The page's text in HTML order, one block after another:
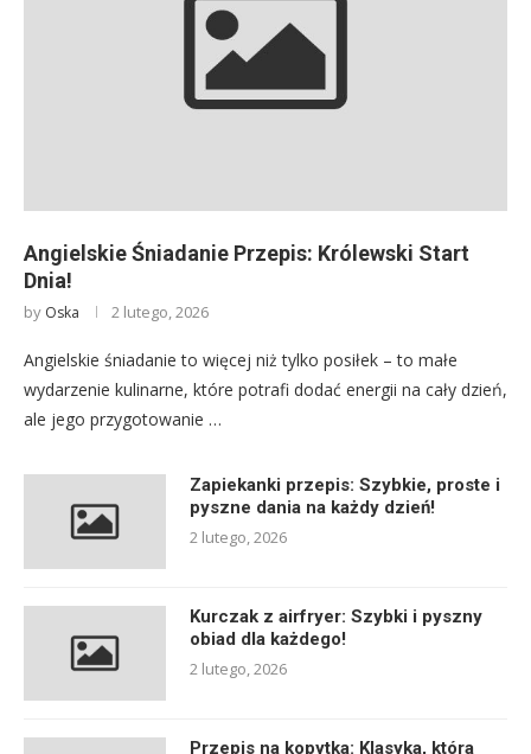
Angielskie Śniadanie Przepis: Królewski Start
Dnia!
by Oska 2 lutego, 2026
Angielskie śniadanie to więcej niż tylko posiłek – to małe
wydarzenie kulinarne, które potrafi dodać energii na cały dzień,
ale jego przygotowanie …
Zapiekanki przepis: Szybkie, proste i
pyszne dania na każdy dzień!
2 lutego, 2026
Kurczak z airfryer: Szybki i pyszny
obiad dla każdego!
2 lutego, 2026
Przepis na kopytka: Klasyka, która